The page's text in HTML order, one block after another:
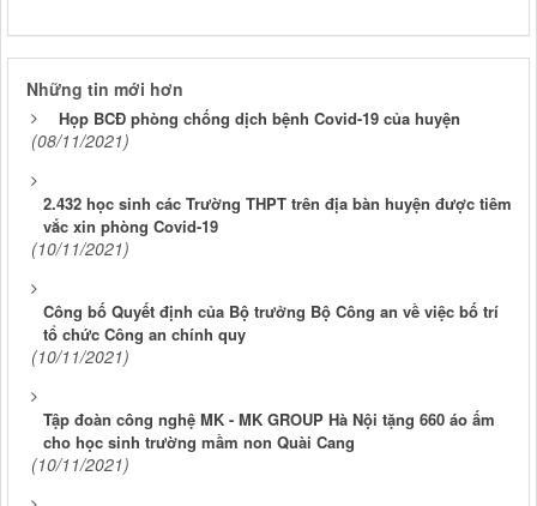
Những tin mới hơn
Họp BCĐ phòng chống dịch bệnh Covid-19 của huyện
(08/11/2021)
2.432 học sinh các Trường THPT trên địa bàn huyện được tiêm
vắc xin phòng Covid-19
(10/11/2021)
Công bố Quyết định của Bộ trưởng Bộ Công an về việc bố trí
tổ chức Công an chính quy
(10/11/2021)
Tập đoàn công nghệ MK - MK GROUP Hà Nội tặng 660 áo ấm
cho học sinh trường mầm non Quài Cang
(10/11/2021)